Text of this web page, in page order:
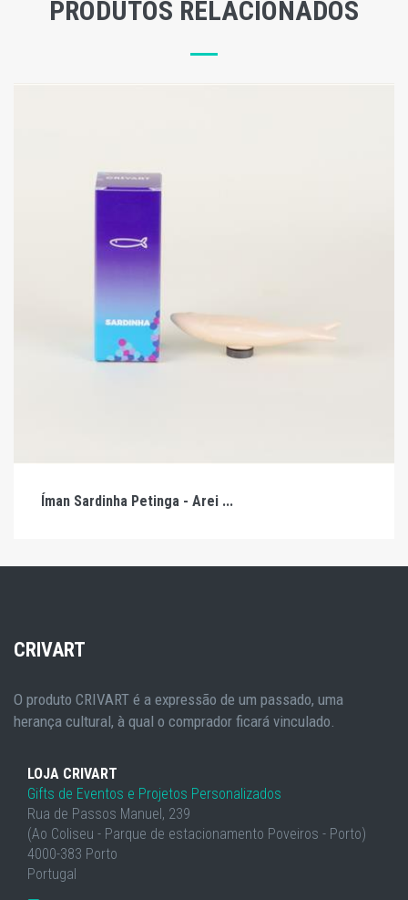
PRODUTOS RELACIONADOS
Íman Sardinha Petinga - Arei ...
CRIVART
O produto CRIVART é a expressão de um passado, uma
herança cultural, à qual o comprador ficará vinculado.
LOJA CRIVART
Gifts de Eventos e Projetos Personalizados
Rua de Passos Manuel, 239
(Ao Coliseu - Parque de estacionamento Poveiros - Porto)
4000-383 Porto
Portugal